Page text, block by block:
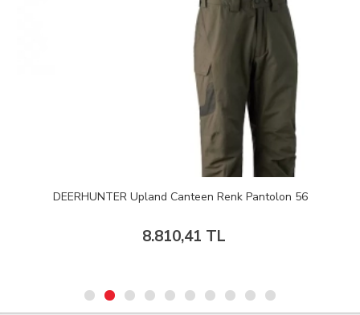
DEERHUNTER Upland Canteen Renk Pantolon 56
8.810,41 TL